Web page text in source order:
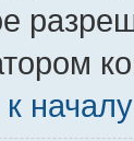
началу